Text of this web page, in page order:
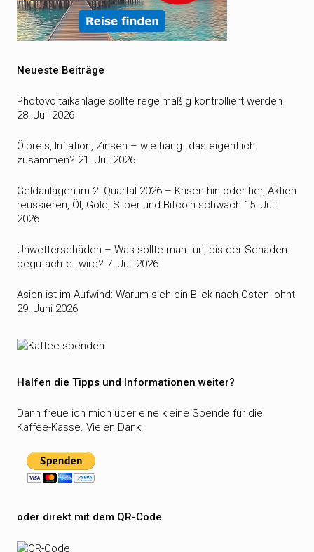
Neueste Beiträge
Photovoltaikanlage sollte regelmäßig kontrolliert werden
28. Juli 2026
Ölpreis, Inflation, Zinsen – wie hängt das eigentlich
zusammen? 21. Juli 2026
Geldanlagen im 2. Quartal 2026 – Krisen hin oder her, Aktien
reüssieren, Öl, Gold, Silber und Bitcoin schwach 15. Juli
2026
Unwetterschäden – Was sollte man tun, bis der Schaden
begutachtet wird? 7. Juli 2026
Asien ist im Aufwind: Warum sich ein Blick nach Osten lohnt
29. Juni 2026
Halfen die Tipps und Informationen weiter?
Dann freue ich mich über eine kleine Spende für die
Kaffee-Kasse. Vielen Dank.
oder direkt mit dem QR-Code